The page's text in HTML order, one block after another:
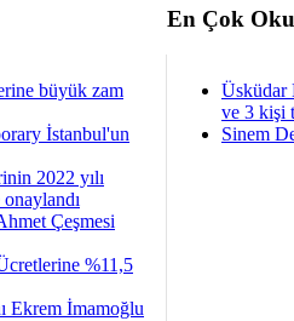
En Çok
büyük zam
İstanbul'un
2022 yılı
Çeşmesi
%11,5
Ekrem İmamoğlu
Üsküdar
ve 3 kişi
Sinem